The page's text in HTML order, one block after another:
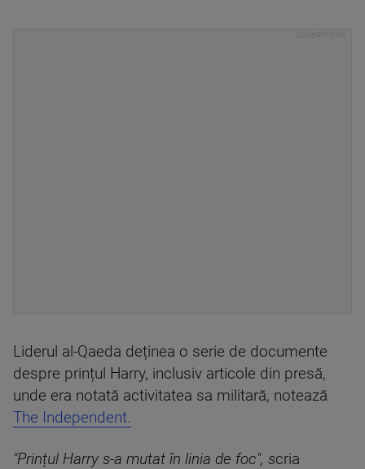
Liderul al-Qaeda deținea o serie de documente
despre prințul Harry, inclusiv articole din presă,
unde era notată activitatea sa militară, notează
The Independent.
"Prințul Harry s-a mutat în linia de foc", scria